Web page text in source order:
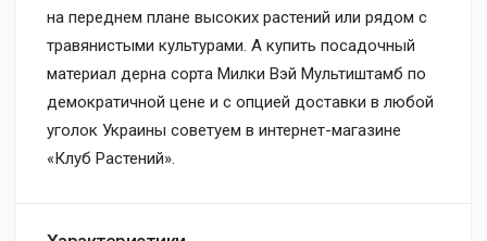
на переднем плане высоких растений или рядом с
травянистыми культурами. А купить посадочный
материал дерна сорта Милки Вэй Мультиштамб по
демократичной цене и с опцией доставки в любой
уголок Украины советуем в интернет-магазине
«Клуб Растений».